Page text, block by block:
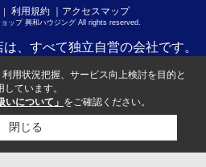
｜ 利用規約 ｜アクセスマップ
ップ 興和ハウジング All rights reserved.
、すべて独立自営の会社です。
用状況把握、サービス向上検討を目的と
ています。
いについて」 をご確認ください。
閉じる